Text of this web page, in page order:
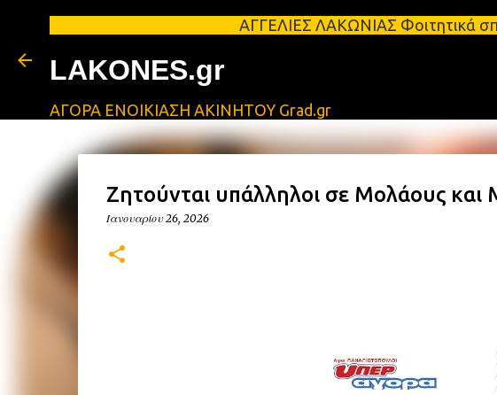
ΑΓΓΕΛΙΕΣ ΛΑΚΩΝΙΑΣ Φοιτητικά σπίτια
LAKONES.gr
ΑΓΟΡΑ ΕΝΟΙΚΙΑΣΗ ΑΚΙΝΗΤΟΥ Grad.gr
Ζητούνται υπάλληλοι σε Μολάους και
Ιανουαρίου 26, 2026